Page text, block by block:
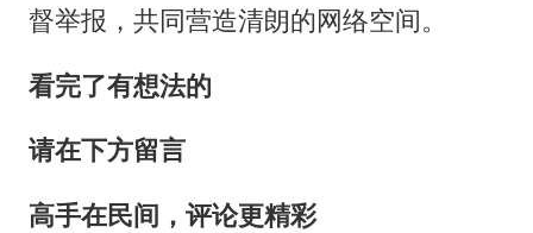
督举报，共同营造清朗的网络空间。
看完了有想法的
请在下方留言
高手在民间，评论更精彩